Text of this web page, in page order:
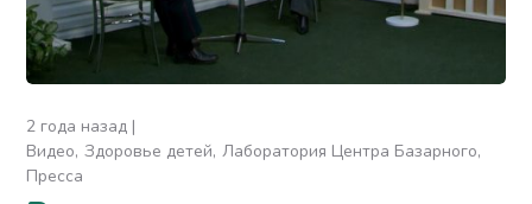
2 года назад
Видео Здоровье детей Лаборатория Центра Базарного
Пресса